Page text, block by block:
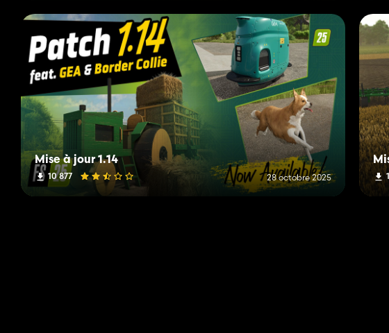
Mise à jour 1.14
10 877 28 octobre 2025